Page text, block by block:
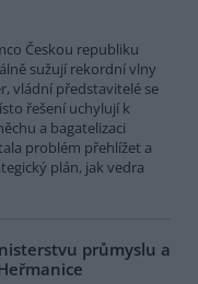
Českou republiku
sužují rekordní vlny
vládní představitelé se
řešení uchylují k
a bagatelizaci
problém přehlížet a
plán, jak vedra
průmyslu a